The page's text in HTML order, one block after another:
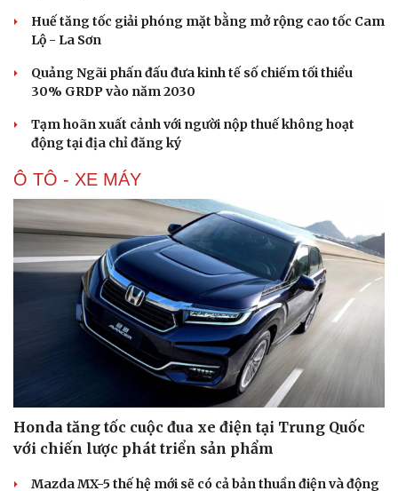
Di sản
Sao Việt
Huế tăng tốc giải phóng mặt bằng mở rộng cao tốc Cam
Lộ - La Sơn
Quảng Ngãi phấn đấu đưa kinh tế số chiếm tối thiểu
30% GRDP vào năm 2030
Tạm hoãn xuất cảnh với người nộp thuế không hoạt
động tại địa chỉ đăng ký
Ô TÔ - XE MÁY
Honda tăng tốc cuộc đua xe điện tại Trung Quốc
với chiến lược phát triển sản phẩm
Mazda MX-5 thế hệ mới sẽ có cả bản thuần điện và động